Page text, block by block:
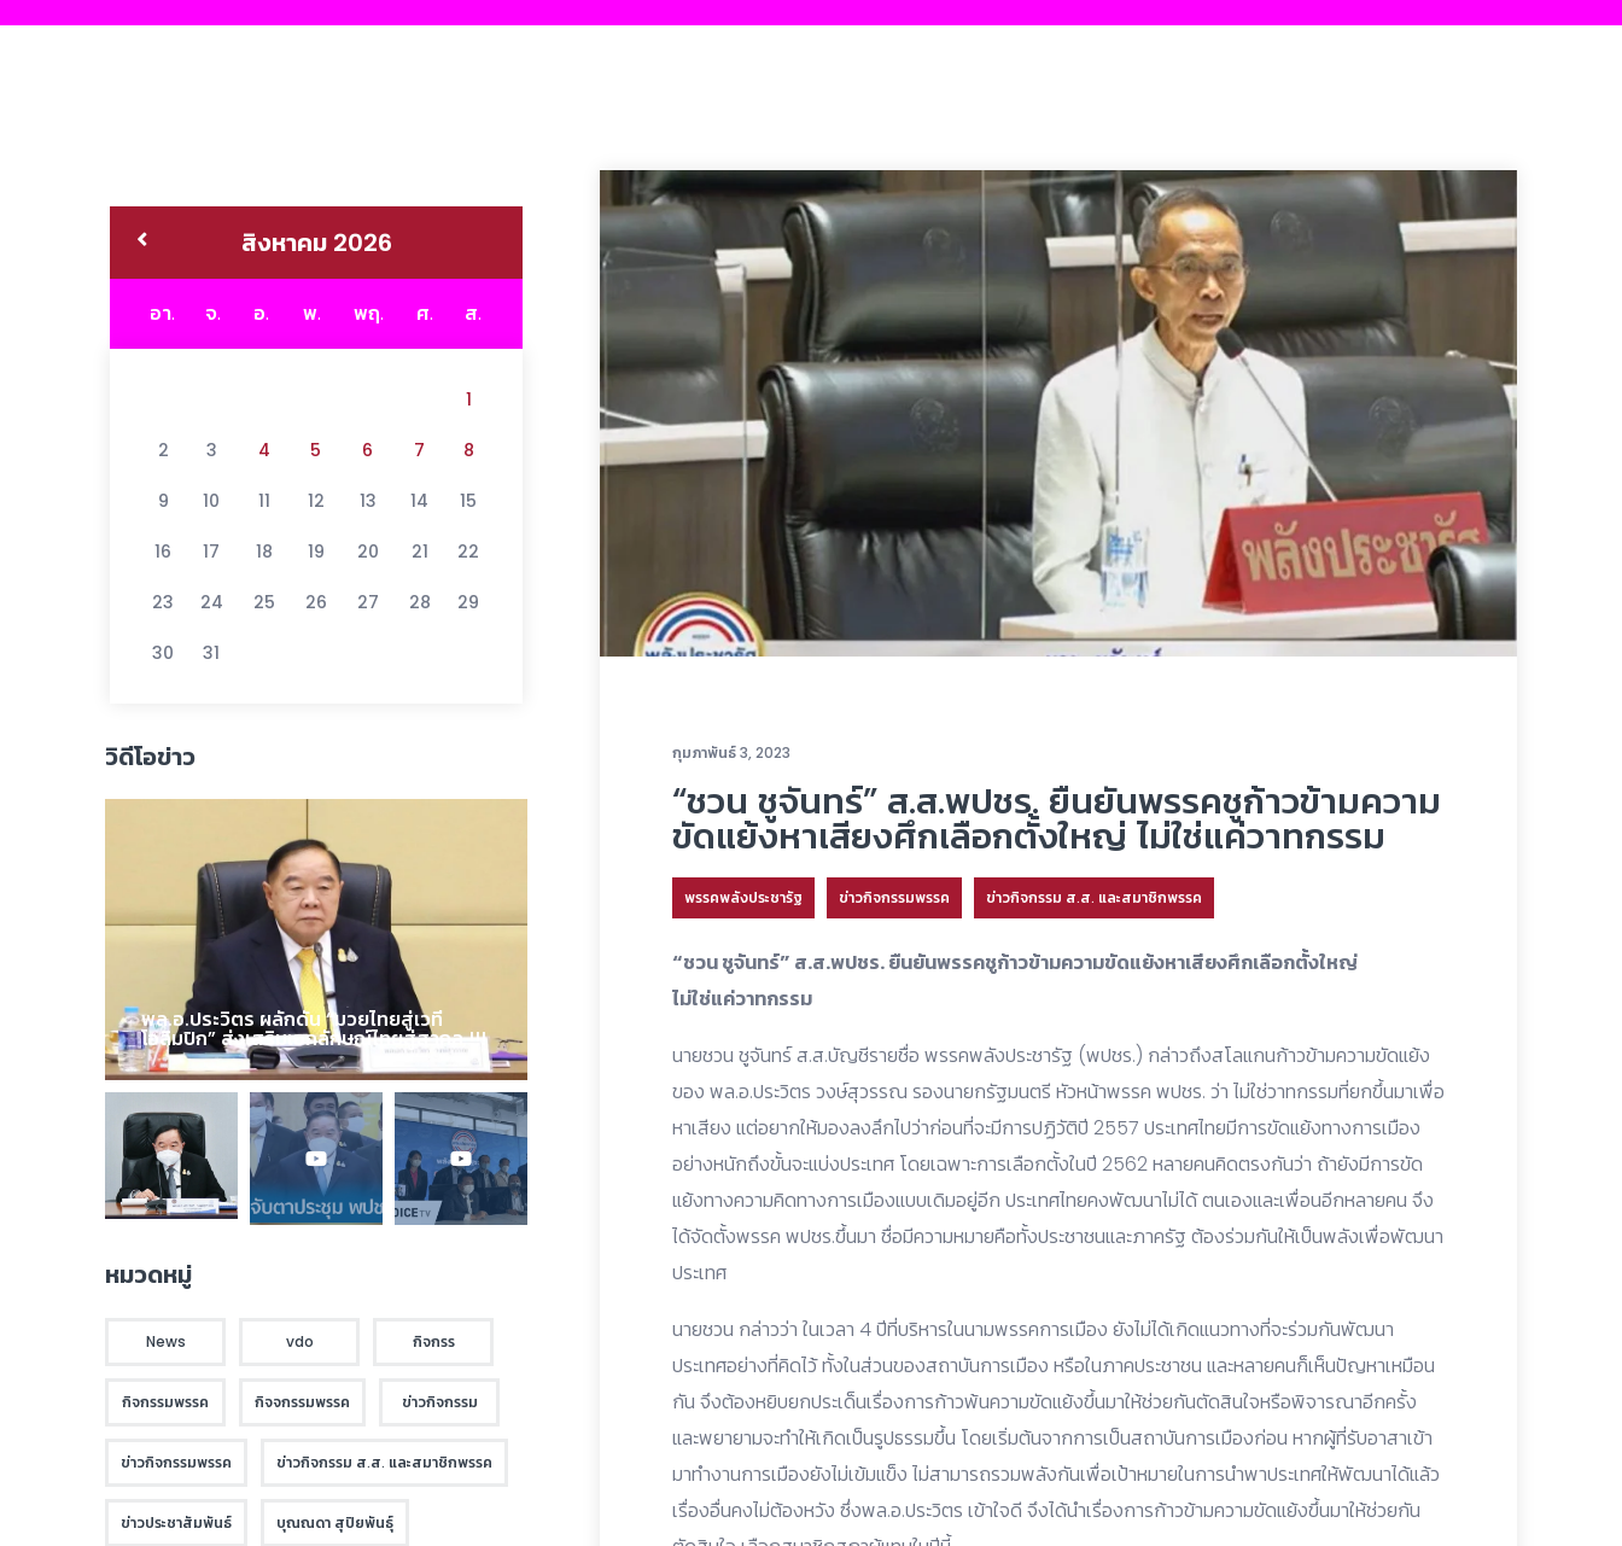
กุมภาพันธ์ 3, 2023
“ชวน ชูจันทร์” ส.ส.พปชร. ยืนยันพรรคชูก้าวข้ามความ
ขัดแย้งหาเสียงศึกเลือกตั้งใหญ่ ไม่ใช่แค่วาทกรรม
พรรคพลังประชารัฐ ข่าวกิจกรรมพรรค ข่าวกิจกรรม ส.ส. และสมาชิกพรรค
“ชวน ชูจันทร์” ส.ส.พปชร. ยืนยันพรรคชูก้าวข้ามความขัดแย้งหาเสียงศึกเลือกตั้งใหญ่
ไม่ใช่แค่วาทกรรม
นายชวน ชูจันทร์ ส.ส.บัญชีรายชื่อ พรรคพลังประชารัฐ (พปชร.) กล่าวถึงสโลแกนก้าวข้ามความขัดแย้ง
ของ พล.อ.ประวิตร วงษ์สุวรรณ รองนายกรัฐมนตรี หัวหน้าพรรค พปชร. ว่า ไม่ใช่วาทกรรมที่ยกขึ้นมาเพื่อ
หาเสียง แต่อยากให้มองลงลึกไปว่าก่อนที่จะมีการปฏิวัติปี 2557 ประเทศไทยมีการขัดแย้งทางการเมือง
อย่างหนักถึงขั้นจะแบ่งประเทศ โดยเฉพาะการเลือกตั้งในปี 2562 หลายคนคิดตรงกันว่า ถ้ายังมีการขัด
แย้งทางความคิดทางการเมืองแบบเดิมอยู่อีก ประเทศไทยคงพัฒนาไม่ได้ ตนเองและเพื่อนอีกหลายคน จึง
ได้จัดตั้งพรรค พปชร.ขึ้นมา ชื่อมีความหมายคือทั้งประชาชนและภาครัฐ ต้องร่วมกันให้เป็นพลังเพื่อพัฒนา
ประเทศ
นายชวน กล่าวว่า ในเวลา 4 ปีที่บริหารในนามพรรคการเมือง ยังไม่ได้เกิดแนวทางที่จะร่วมกันพัฒนา
ประเทศอย่างที่คิดไว้ ทั้งในส่วนของสถาบันการเมือง หรือในภาคประชาชน และหลายคนก็เห็นปัญหาเหมือน
กัน จึงต้องหยิบยกประเด็นเรื่องการก้าวพ้นความขัดแย้งขึ้นมาให้ช่วยกันตัดสินใจหรือพิจารณาอีกครั้ง
และพยายามจะทำให้เกิดเป็นรูปธรรมขึ้น โดยเริ่มต้นจากการเป็นสถาบันการเมืองก่อน หากผู้ที่รับอาสาเข้า
มาทำงานการเมืองยังไม่เข้มแข็ง ไม่สามารถรวมพลังกันเพื่อเป้าหมายในการนำพาประเทศให้พัฒนาได้แล้ว
เรื่องอื่นคงไม่ต้องหวัง ซึ่งพล.อ.ประวิตร เข้าใจดี จึงได้นำเรื่องการก้าวข้ามความขัดแย้งขึ้นมาให้ช่วยกัน
สิงหาคม 2026
อา. จ. อ. พ. พฤ. ศ. ส.
1
2 3 4 5 6 7 8
9 10 11 12 13 14 15
16 17 18 19 20 21 22
23 24 25 26 27 28 29
30 31
วิดีโอข่าว
พล.อ.ประวิตร ผลักดัน “มวยไทยสู่เวที
โอลิมปิก” ส่งเสริมเอกลักษณ์ไทยสู่สากล !!!
หมวดหมู่
News vdo กิจกรร
กิจกรรมพรรค กิจจกรรมพรรค ข่าวกิจกรรม
ข่าวกิจกรรมพรรค ข่าวกิจกรรม ส.ส. และสมาชิกพรรค
ข่าวประชาสัมพันธ์ บุณณดา สุปิยพันธุ์